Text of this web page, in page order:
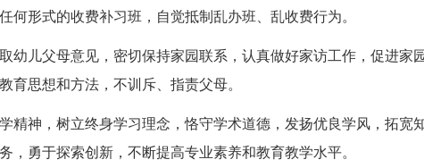
何形式的收费补习班，自觉抵制乱办班、乱收费行为。
儿父母意见，密切保持家园联系，认真做好家访工作，促进家
育思想和方法，不训斥、指责父母。
神，树立终身学习理念，恪守学术道德，发扬优良学风，拓宽知
，勇于探索创新，不断提高专业素养和教育教学水平。